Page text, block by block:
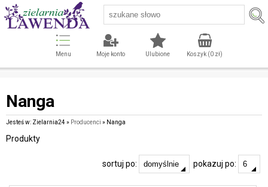
Menu Moje konto Ulubione Koszyk (0zł)
Nanga
Jesteś w: Zielarnia24 » Producenci » Nanga
Produkty
pokazuj po:
sortuj po: